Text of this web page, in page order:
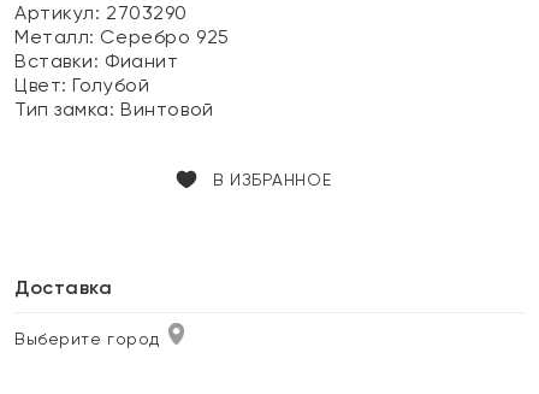
Артикул: 2703290
Металл: Серебро 925
Вставки: Фианит
Цвет:Голубой
Тип замка:Винтовой
В ИЗБРАННОЕ
Доставка
Выберите город